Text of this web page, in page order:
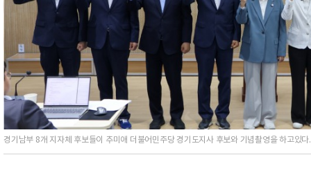
경기남부 8개 지자체 후보들이 추미애 더불어민주당 경기도지사 후보와 기념촬영을 하고있